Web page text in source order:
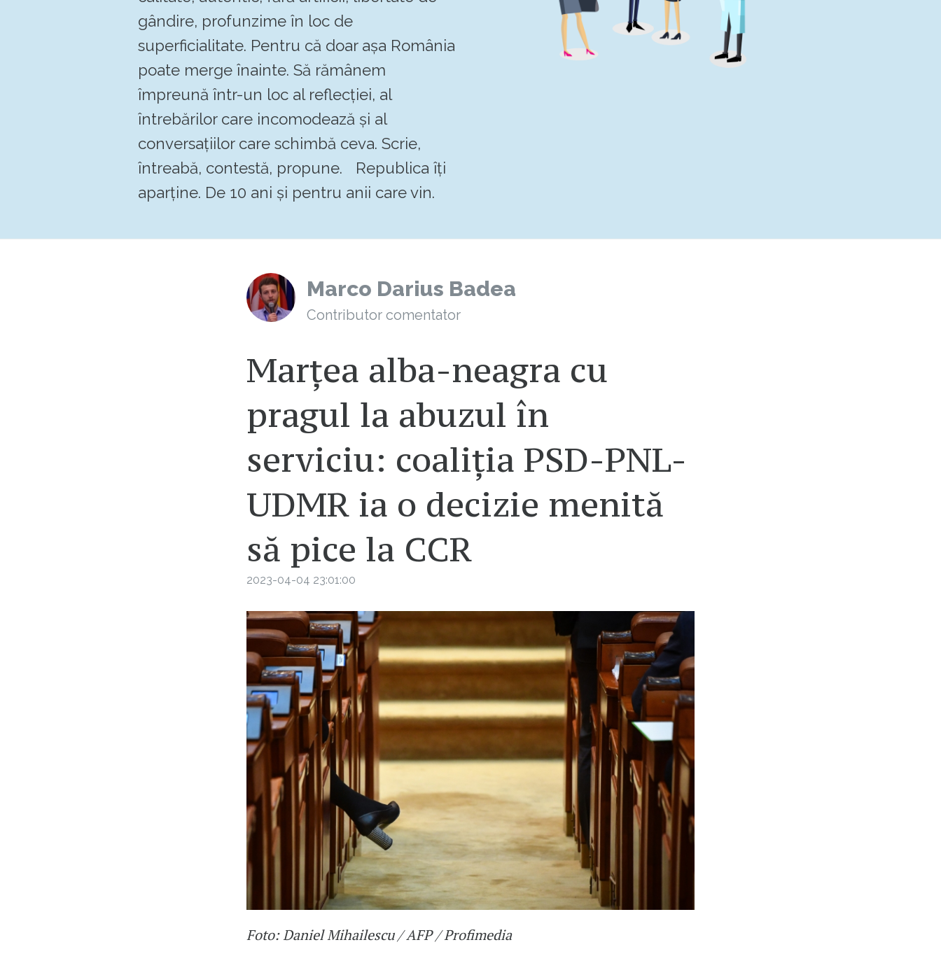
gândire, profunzime în loc de
superficialitate. Pentru că doar așa România
poate merge înainte. Să rămânem
împreună într-un loc al reflecției, al
întrebărilor care incomodează și al
conversațiilor care schimbă ceva. Scrie,
întreabă, contestă, propune. Republica îți
aparține. De 10 ani și pentru anii care vin.
Marco Darius Badea
Contributor comentator
Marțea alba-neagra cu
pragul la abuzul în
serviciu: coaliția PSD-PNL-
UDMR ia o decizie menită
să pice la CCR
2023-04-04 23:01:00
Foto: Daniel Mihailescu / AFP / Profimedia